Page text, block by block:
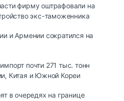
фирму оштрафовали на
экс-таможенника
и Армении сократился на
почти 271 тыс. тонн
Китая и Южной Кореи
в очередях на границе